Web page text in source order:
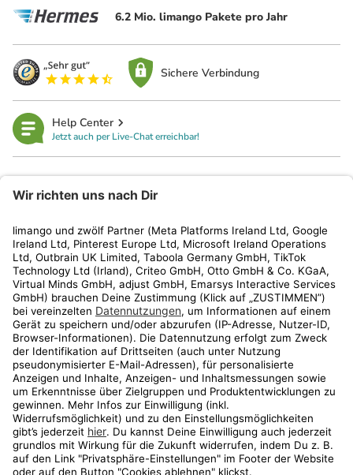
6.2 Mio. limango Pakete pro Jahr
Sichere Verbindung
Help Center
Jetzt auch per Live-Chat erreichbar!
Kundenservice
Shop
Aktionen
Travel